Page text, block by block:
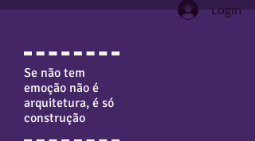
Login
Se não tem
emoção não é
arquitetura, é só
construção